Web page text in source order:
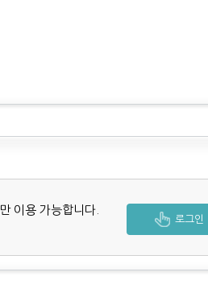
만 이용 가능합니다.
로그인